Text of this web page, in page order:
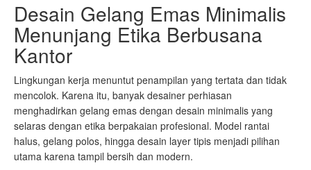
Desain Gelang Emas Minimalis
Menunjang Etika Berbusana
Kantor
Lingkungan kerja menuntut penampilan yang tertata dan tidak
mencolok. Karena itu, banyak desainer perhiasan
menghadirkan gelang emas dengan desain minimalis yang
selaras dengan etika berpakaian profesional. Model rantai
halus, gelang polos, hingga desain layer tipis menjadi pilihan
utama karena tampil bersih dan modern.